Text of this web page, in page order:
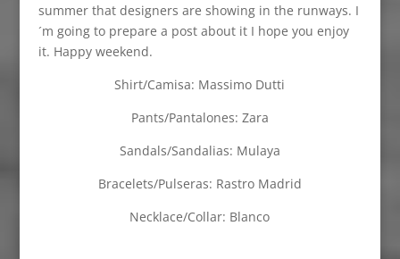
summer that designers are showing in the runways. I
´m going to prepare a post about it I hope you enjoy
it. Happy weekend.
Shirt/Camisa: Massimo Dutti
Pants/Pantalones: Zara
Sandals/Sandalias: Mulaya
Bracelets/Pulseras: Rastro Madrid
Necklace/Collar: Blanco